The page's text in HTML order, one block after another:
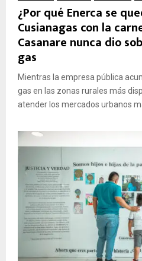
¿Por qué Enerca se
Cusianagas con la
Casanare nunca dio
gas
Mientras la empresa pública
gas en las zonas rurales más
atender los mercados urbanos